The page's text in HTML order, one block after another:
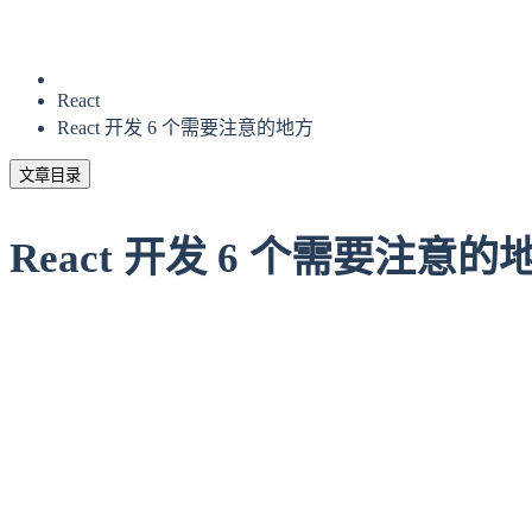
React
React 开发 6 个需要注意的地方
文章目录
React 开发 6 个需要注意的